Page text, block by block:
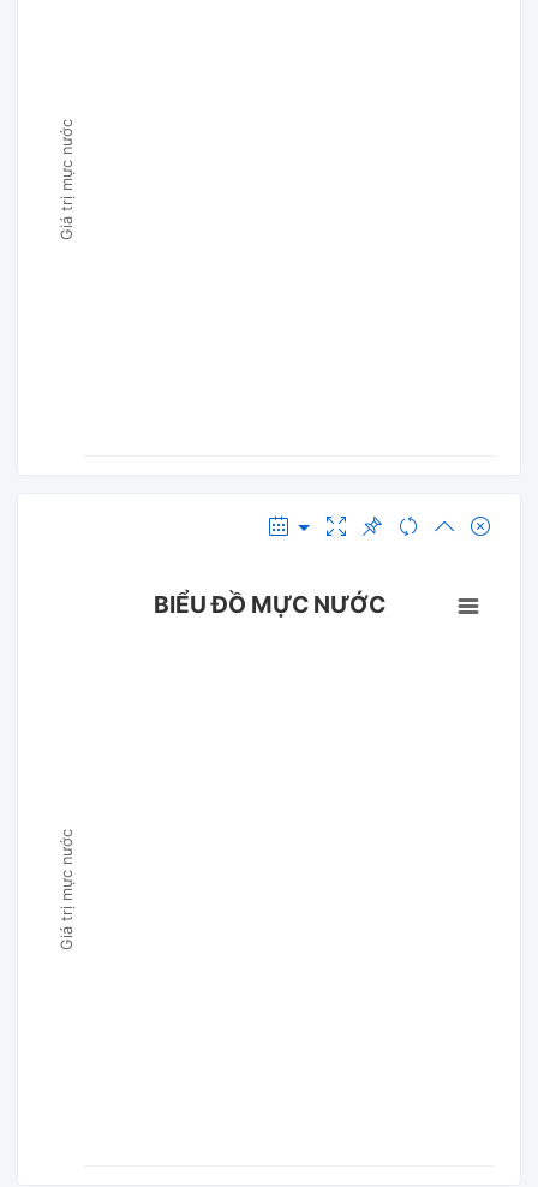
Giá trị mực nước
Giá trị mực nước
BIỂU ĐỒ MỰC NƯỚC